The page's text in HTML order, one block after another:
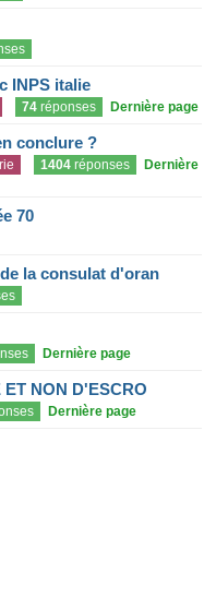
INPS italie
74 réponses Dernière page
conclure ?
1404 réponses
Dernière
70
la consulat d'oran
Dernière page
NON D'ESCRO
Dernière page